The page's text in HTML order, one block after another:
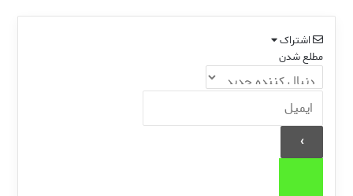
اشتراک
مطلع شدن